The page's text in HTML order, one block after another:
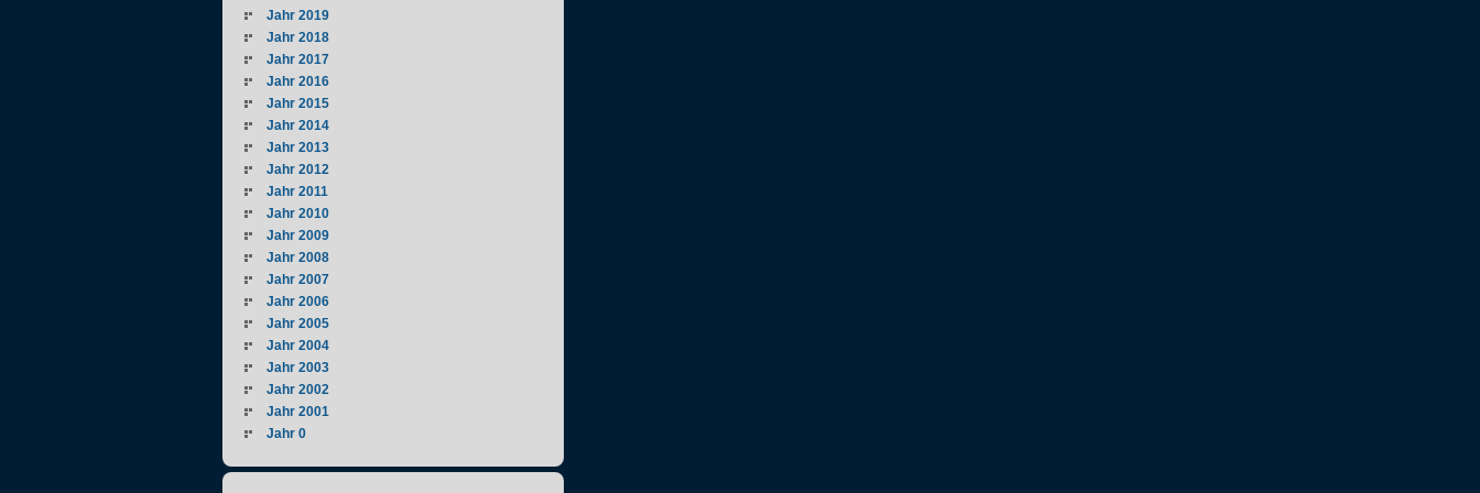
Jahr 2019
Jahr 2018
Jahr 2017
Jahr 2016
Jahr 2015
Jahr 2014
Jahr 2013
Jahr 2012
Jahr 2011
Jahr 2010
Jahr 2009
Jahr 2008
Jahr 2007
Jahr 2006
Jahr 2005
Jahr 2004
Jahr 2003
Jahr 2002
Jahr 2001
Jahr 0